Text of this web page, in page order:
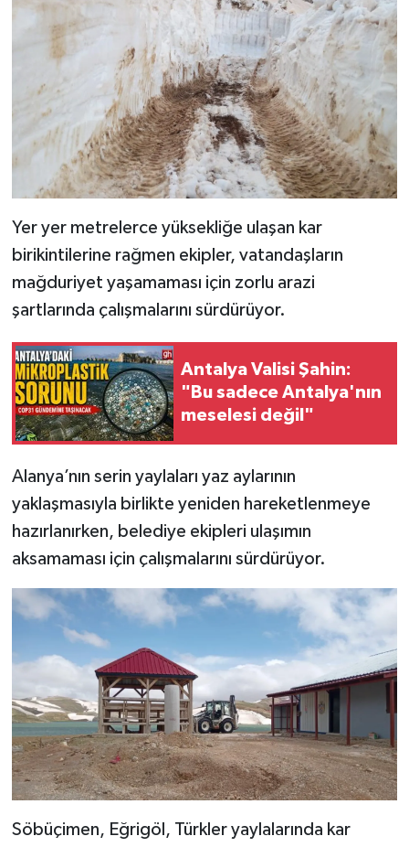
Yer yer metrelerce yüksekliğe ulaşan kar
birikintilerine rağmen ekipler, vatandaşların
mağduriyet yaşamaması için zorlu arazi
şartlarında çalışmalarını sürdürüyor.
Antalya Valisi Şahin:
"Bu sadece Antalya'nın
meselesi değil"
Alanya’nın serin yaylaları yaz aylarının
yaklaşmasıyla birlikte yeniden hareketlenmeye
hazırlanırken, belediye ekipleri ulaşımın
aksamaması için çalışmalarını sürdürüyor.
Söbüçimen, Eğrigöl, Türkler yaylalarında kar